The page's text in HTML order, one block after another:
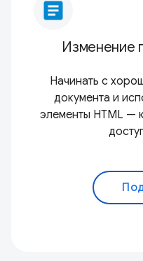
article
Изменение
Начинать с
документа и
элементы HTML —